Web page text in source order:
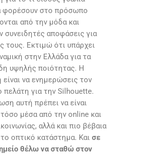
φορέσουν στο πρόσωπο
από την μόδα και
συνειδητές αποφάσεις για
τους. Εκτιμώ ότι υπάρχει
στην Ελλάδα για τα
υψηλής ποιότητας. Η
να ενημερώσεις τον
για την Silhouette.
αυτή πρέπει να είναι
τόσο μέσα από την online και
αλλά και πιο βέβαια
οπτικό κατάστημα. Και σε
θέλω να σταθώ στον